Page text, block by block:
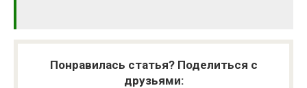
Понравилась статья? Поделиться с
друзьями: